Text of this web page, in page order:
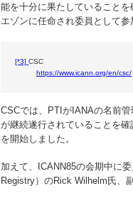
能を十分に果たしていること
エゾンに任命され委員として
[*3] CSC
https://www.icann.org/en/csc/
CSCでは、PTIがIANAの名前
が継続遂行されていることを
を開始しました。
加えて、ICANN85の会期中に
Registry）のRick Wilhelm氏、